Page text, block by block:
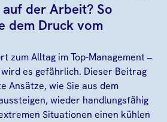
der Arbeit? So
dem Druck vom
zum Alltag im Top-Management –
es gefährlich. Dieser Beitrag
Ansätze, wie Sie aus dem
wieder handlungsfähig
Situationen einen kühlen